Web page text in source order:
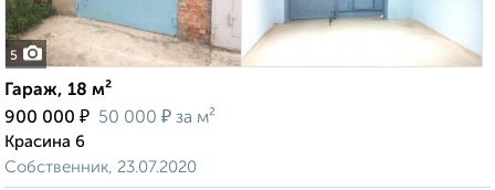
5
Гараж, 18 м²
900 000 ₽ 50 000 ₽ за м²
Красина 6
Собственник, 23.07.2020